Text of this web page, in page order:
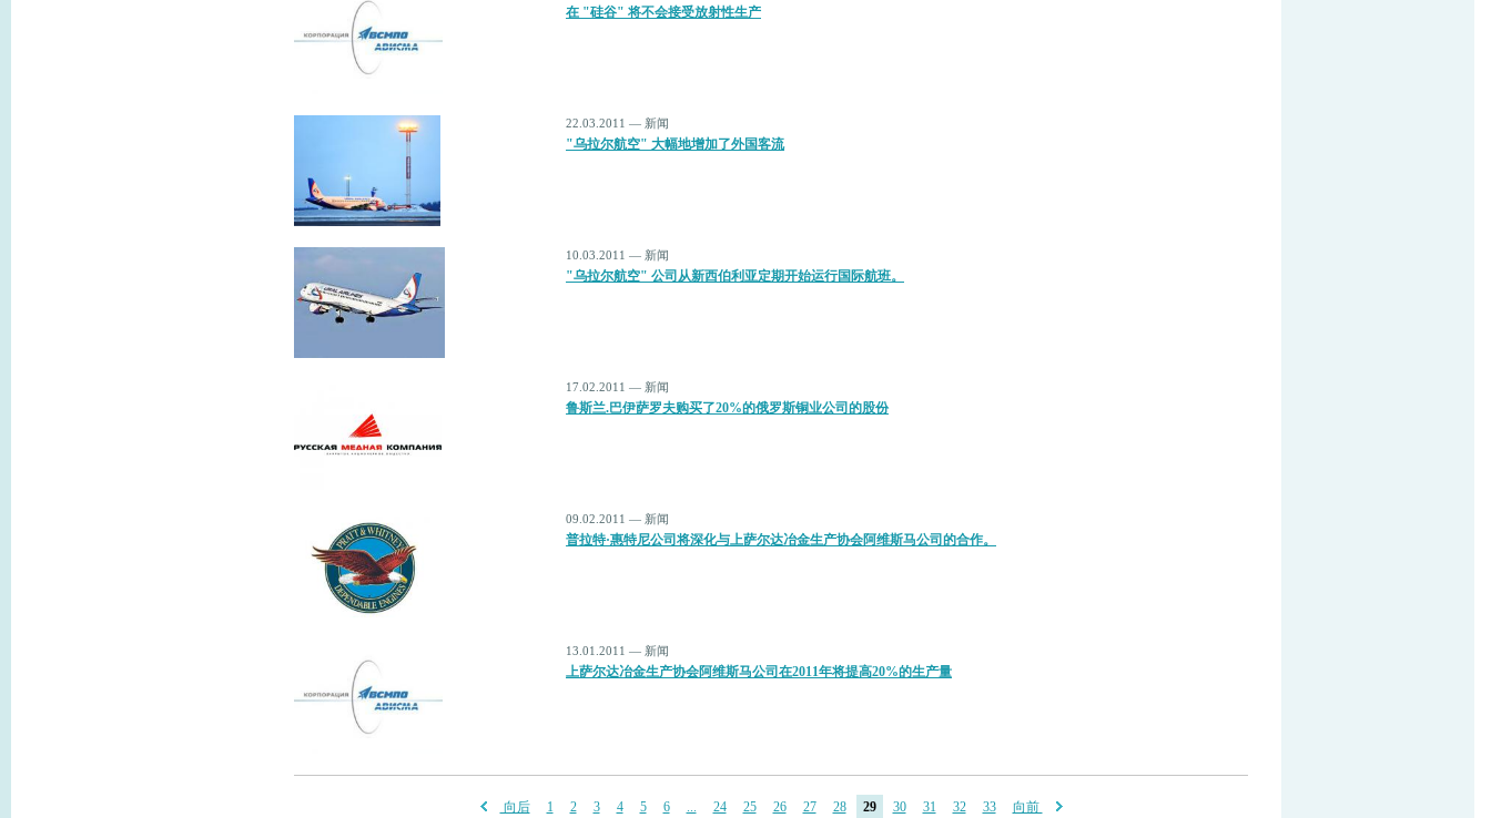
在 "硅谷" 将不会接受放射性生产
22.03.2011 — 新闻
"乌拉尔航空" 大幅地增加了外国客流
10.03.2011 — 新闻
"乌拉尔航空" 公司从新西伯利亚定期开始运行国际航班。
17.02.2011 — 新闻
鲁斯兰.巴伊萨罗夫购买了20%的俄罗斯铜业公司的股份
09.02.2011 — 新闻
普拉特·惠特尼公司将深化与上萨尔达冶金生产协会阿维斯马公司的合作。
13.01.2011 — 新闻
上萨尔达冶金生产协会阿维斯马公司在2011年将提高20%的生产量
向后 1 2 3 4 5 6 ... 24 25 26 27 28 29 30 31 32 33 向前